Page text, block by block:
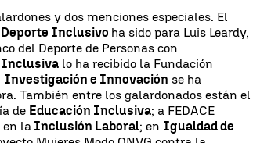
y dos menciones especiales. El
Deporte Inclusivo ha sido para Luis Leardy,
del Deporte de Personas con
lo ha recibido la Fundación
Investigación e Innovación se ha
También entre los galardonados están el
de Educación Inclusiva; a FEDACE
en la Inclusión Laboral; en Igualdad de